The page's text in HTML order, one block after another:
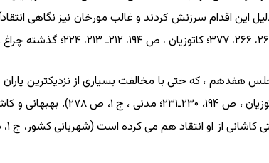
را به دلیل این اقدام سرزنش کردند و غالب مورخان نیز نگاهی
مجلس هفدهم ، که حتی با مخالفت بسیاری از نزدیکترین
و آیت الله کاشانی اقدام مصدق را